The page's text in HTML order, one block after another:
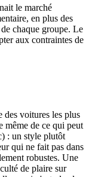
le marché
en plus des
chaque groupe. Le
aux contraintes de
des voitures les plus
même de ce qui peut
: un style plutôt
qui ne fait pas dans
robustes. Une
de plaire sur